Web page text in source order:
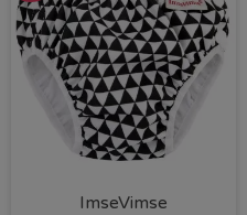
ImseVimse